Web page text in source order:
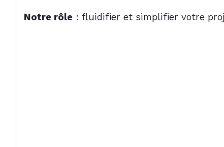
Notre rôle : fluidifier et simplifier votre